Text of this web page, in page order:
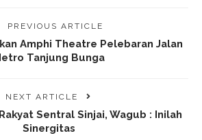
PREVIOUS ARTICLE
Amphi Theatre Pelebaran Jalan
Tanjung Bunga
NEXT ARTICLE
Sentral Sinjai, Wagub : Inilah
Sinergitas